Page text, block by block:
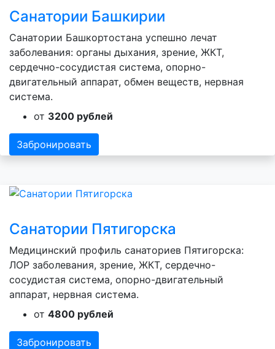
Санатории Башкирии
Санатории Башкортостана успешно лечат
заболевания: органы дыхания, зрение, ЖКТ,
сердечно-сосудистая система, опорно-
двигательный аппарат, обмен веществ, нервная
система.
от 3200 рублей
Забронировать
Санатории Пятигорска
Медицинский профиль санаториев Пятигорска:
ЛОР заболевания, зрение, ЖКТ, сердечно-
сосудистая система, опорно-двигательный
аппарат, нервная система.
от 4800 рублей
Забронировать